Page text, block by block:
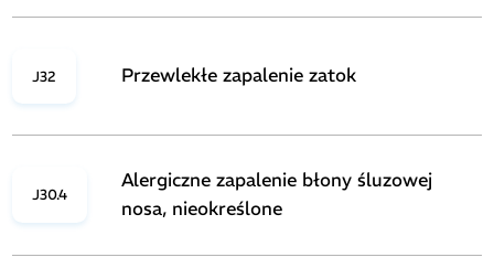
J32 Przewlekłe zapalenie zatok
J30.4
Alergiczne zapalenie błony śluzowej
nosa, nieokreślone